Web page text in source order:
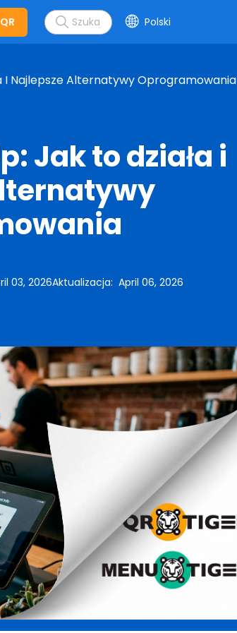
Polski
I Najlepsze Alternatywy Oprogramowania
Jak to działa i
03, 2026Aktualizacja: April 06, 2026